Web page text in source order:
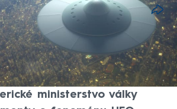
z amerického Roswellu z
mělo dojít k nejslavnější
tajuplných objektů
ministerstvo války